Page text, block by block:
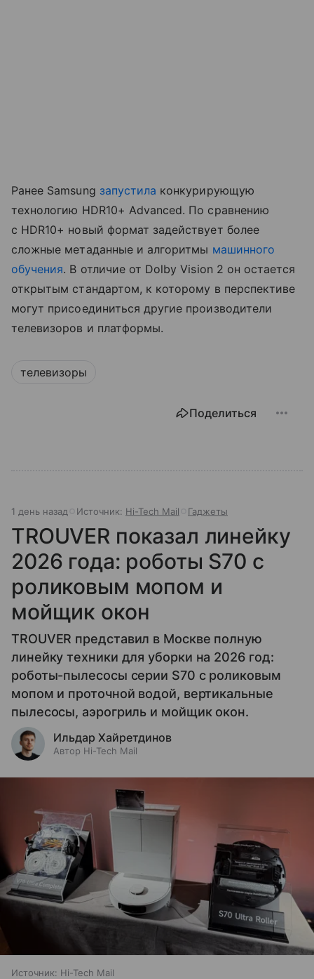
Ранее Samsung запустила конкурирующую
технологию HDR10+ Advanced. По сравнению
с HDR10+ новый формат задействует более
сложные метаданные и алгоритмы машинного
обучения. В отличие от Dolby Vision 2 он остается
открытым стандартом, к которому в перспективе
могут присоединиться другие производители
телевизоров и платформы.
телевизоры
Поделиться
1 день назад Источник: Hi-Tech Mail Гаджеты
TROUVER показал линейку
2026 года: роботы S70 с
роликовым мопом и
мойщик окон
TROUVER представил в Москве полную
линейку техники для уборки на 2026 год:
роботы-пылесосы серии S70 с роликовым
мопом и проточной водой, вертикальные
пылесосы, аэрогриль и мойщик окон.
Ильдар Хайретдинов
Автор Hi-Tech Mail
Источник: Hi-Tech Mail